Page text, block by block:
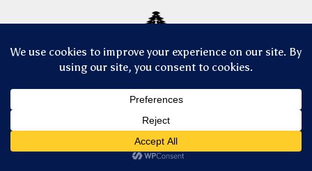
© Copyright 2025